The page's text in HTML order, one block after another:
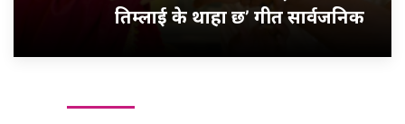
तिम्लाई के थाहा छ’ गीत सार्वजनिक